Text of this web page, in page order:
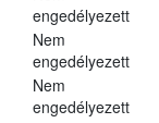
engedélyezett
Nem
engedélyezett
Nem
engedélyezett